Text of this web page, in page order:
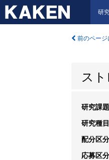
研
前のページ
ス
研究課
研究種目
配分区分
応募区分